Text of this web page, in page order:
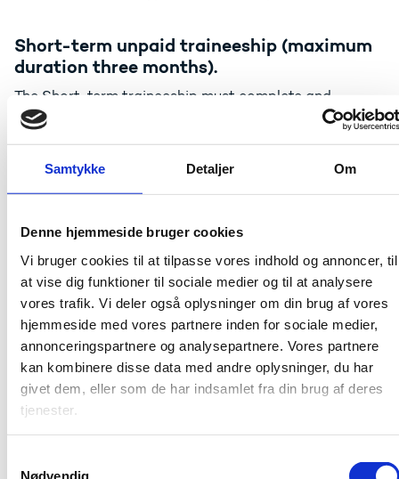
Samtykke Detaljer Om
Denne hjemmeside bruger cookies
Vi bruger cookies til at tilpasse vores indhold og annoncer, til
at vise dig funktioner til sociale medier og til at analysere
vores trafik. Vi deler også oplysninger om din brug af vores
hjemmeside med vores partnere inden for sociale medier,
annonceringspartnere og analysepartnere. Vores partnere
kan kombinere disse data med andre oplysninger, du har
givet dem, eller som de har indsamlet fra din brug af deres
tjenester.
Nødvendig
Short-term unpaid traineeship (maximum
duration three months).
The Short-term traineeship must complete and
validate mandatory academic requirements. To apply
please send the following documents in English to
within the scope of the Agency and justifying the
need of the traineeship for educational purposes
Regular paid traineeship (maximum
duration one year)
EUSPA regularly publishes calls for traineeships for
various departments. The eligible applications are
evaluated on a regular basis. The starting date of
traineeship depends on the Agency’s needs and
submit the sooner your application can be considered.